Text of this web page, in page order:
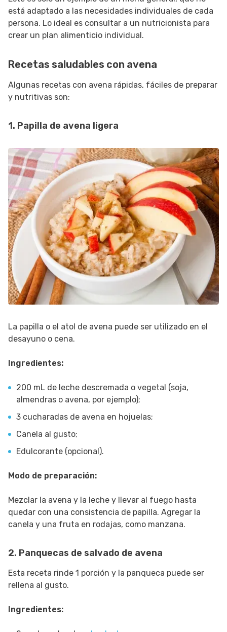
está adaptado a las necesidades individuales de cada
persona. Lo ideal es consultar a un nutricionista para
crear un plan alimenticio individual.
Recetas saludables con avena
Algunas recetas con avena rápidas, fáciles de preparar
y nutritivas son:
1. Papilla de avena ligera
La papilla o el atol de avena puede ser utilizado en el
desayuno o cena.
Ingredientes:
200 mL de leche descremada o vegetal (soja,
almendras o avena, por ejemplo);
3 cucharadas de avena en hojuelas;
Canela al gusto;
Edulcorante (opcional).
Modo de preparación:
Mezclar la avena y la leche y llevar al fuego hasta
quedar con una consistencia de papilla. Agregar la
canela y una fruta en rodajas, como manzana.
2. Panquecas de salvado de avena
Esta receta rinde 1 porción y la panqueca puede ser
rellena al gusto.
Ingredientes: